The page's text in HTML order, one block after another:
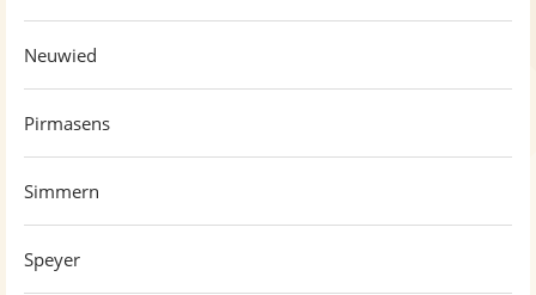
Neuwied
Pirmasens
Simmern
Speyer